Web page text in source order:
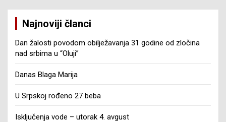
Najnoviji članci
Dan žalosti povodom obilježavanja 31 godine od zločina
nad srbima u “Oluji”
Danas Blaga Marija
U Srpskoj rođeno 27 beba
Isključenja vode – utorak 4. avgust